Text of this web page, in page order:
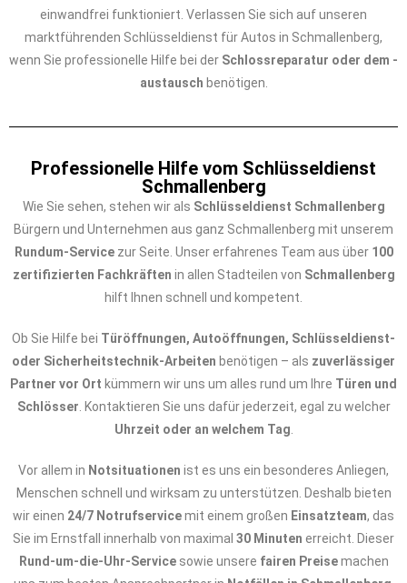
einwandfrei funktioniert. Verlassen Sie sich auf unseren
marktführenden Schlüsseldienst für Autos in Schmallenberg,
wenn Sie professionelle Hilfe bei der Schlossreparatur oder dem -
austausch benötigen.
Professionelle Hilfe vom Schlüsseldienst
Schmallenberg
Wie Sie sehen, stehen wir als Schlüsseldienst Schmallenberg
Bürgern und Unternehmen aus ganz Schmallenberg mit unserem
Rundum-Servicezur Seite. Unser erfahrenes Team aus über 100
zertifizierten Fachkräften in allen Stadteilen von Schmallenberg
hilft Ihnen schnell und kompetent.
Ob Sie Hilfe bei Türöffnungen, Autoöffnungen, Schlüsseldienst-
oder Sicherheitstechnik-Arbeiten benötigen – als zuverlässiger
Partner vor Ort kümmern wir uns um alles rund um Ihre Türen und
Schlösser . Kontaktieren Sie uns dafür jederzeit, egal zu welcher
Uhrzeit oder an welchem Tag
Vor allem in Notsituationen ist es uns ein besonderes Anliegen,
Menschen schnell und wirksam zu unterstützen. Deshalb bieten
wir einen 24/7 Notrufservicemit einem großen Einsatzteam, das
Sie im Ernstfall innerhalb von maximal 30 Minuten erreicht. Dieser
Rund-um-die-Uhr-Servicesowie unsere fairen Preisemachen